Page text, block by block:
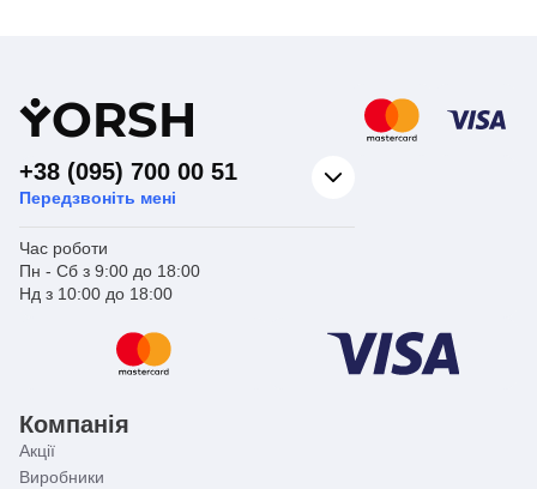
YORSH
+38 (095) 700 00 51
Передзвоніть мені
Час роботи
Пн - Сб з 9:00 до 18:00
Нд з 10:00 до 18:00
Компанія
Акції
Виробники